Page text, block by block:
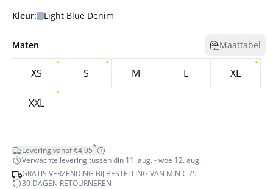
Kleur: Light Blue Denim
Maten Maattabel
XS S M L XL
XXL
Levering vanaf €4,95*
Verwachte levering tussen din 11. aug. - woe 12. aug.
GRATIS VERZENDING BIJ BESTELLING VAN MIN € 75
30 DAGEN RETOURNEREN